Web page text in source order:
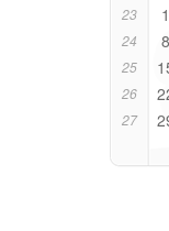
23 1
24 8
25
26
27